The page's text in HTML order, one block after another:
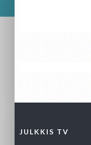
JULKKIS TV